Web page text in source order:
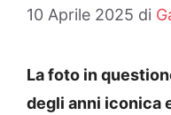
10 Aprile 2025 di
La foto in
degli anni iconica